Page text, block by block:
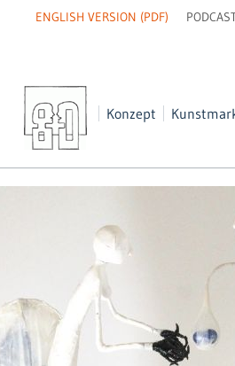
Navigation
überspringen
Konzept
NAVIGATION
ENGLISH VERSION (PDF)
Buy Art of the New